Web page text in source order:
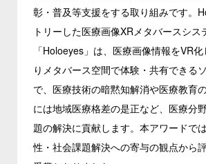
彰・普及等支援をする取り組みです。
トリーした医療画像XRメタバースシス
「Holoeyes」は、医療画像情報をVR
りメタバース空間で体験・共有できる
で、医療技術の暗黙知解消や医療教育
には地域医療格差の是正など、医療分
題の解決に貢献します。本アワードで
性・社会課題解決への寄与の観点から